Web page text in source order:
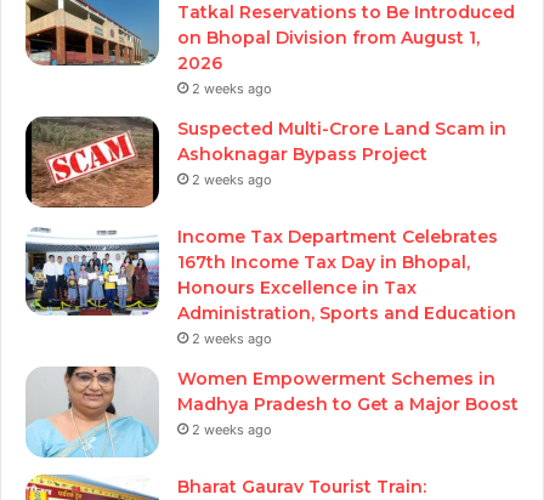
Tatkal Reservations to Be Introduced
on Bhopal Division from August 1,
2026
2 weeks ago
Suspected Multi-Crore Land Scam in
Ashoknagar Bypass Project
2 weeks ago
Income Tax Department Celebrates
167th Income Tax Day in Bhopal,
Honours Excellence in Tax
Administration, Sports and Education
2 weeks ago
Women Empowerment Schemes in
Madhya Pradesh to Get a Major Boost
2 weeks ago
Bharat Gaurav Tourist Train: